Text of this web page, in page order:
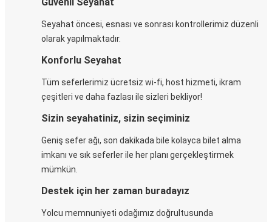
Seyahat öncesi, esnası ve sonrası kontrollerimiz düzenli
olarak yapılmaktadır.
Konforlu Seyahat
Tüm seferlerimiz ücretsiz wi-fi, host hizmeti, ikram
çeşitleri ve daha fazlası ile sizleri bekliyor!
Sizin seyahatiniz, sizin seçiminiz
Geniş sefer ağı, son dakikada bile kolayca bilet alma
imkanı ve sık seferler ile her planı gerçekleştirmek
mümkün.
Destek için her zaman buradayız
Yolcu memnuniyeti odağımız doğrultusunda